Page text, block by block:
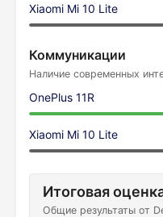
Xiaomi Mi 10 Lite
Коммуникации
Наличие современных
OnePlus 11R
Xiaomi Mi 10 Lite
Итоговая
Общие результаты от